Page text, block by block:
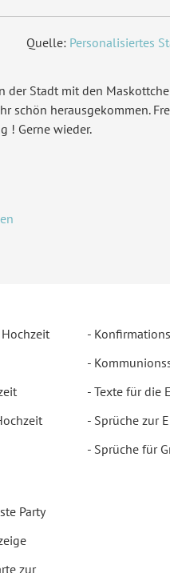
Quelle: Personalisiertes
der Stadt mit den
schön herausgekommen.
! Gerne wieder.
Texte für die
Sprüche zur
Sprüche für
Party
zur